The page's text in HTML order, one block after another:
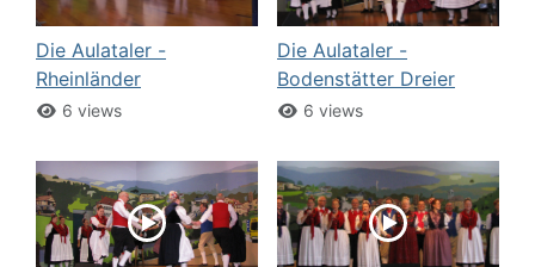
Die Aulataler -
Rheinländer
6 views
Die Aulataler -
Bodenstätter Dreier
6 views